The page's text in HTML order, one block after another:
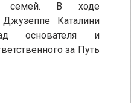
семей. В ходе
Каталини
основателя и
за Путь